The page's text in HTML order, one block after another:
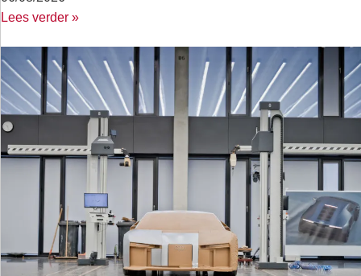
Lees verder »